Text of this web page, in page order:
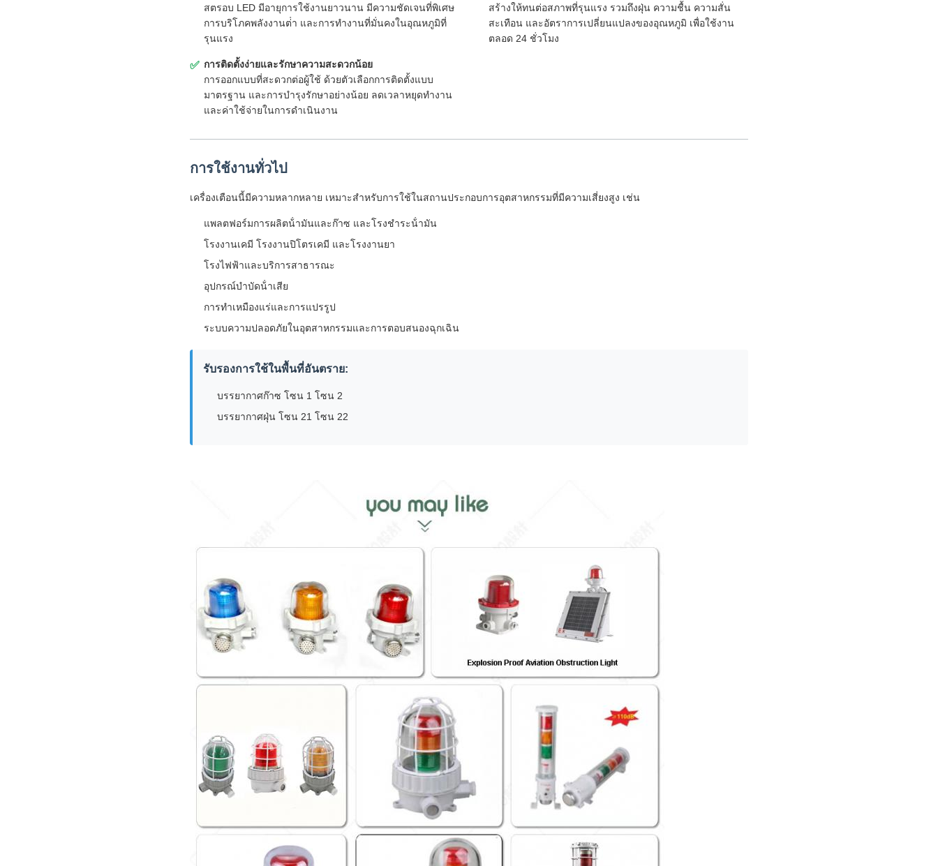
สตรอบ LED มีอายุการใช้งานยาวนาน มีความชัดเจนที่พิเศษ
การบริโภคพลังงานต่ํา และการทํางานที่มั่นคงในอุณหภูมิที่
รุนแรง
สร้างให้ทนต่อสภาพที่รุนแรง รวมถึงฝุ่น ความชื้น ความสั่น
สะเทือน และอัตราการเปลี่ยนแปลงของอุณหภูมิ เพื่อใช้งาน
ตลอด 24 ชั่วโมง
✅ การติดตั้งง่ายและรักษาความสะดวกน้อย
การออกแบบที่สะดวกต่อผู้ใช้ ด้วยตัวเลือกการติดตั้งแบบ
มาตรฐาน และการบํารุงรักษาอย่างน้อย ลดเวลาหยุดทํางาน
และค่าใช้จ่ายในการดําเนินงาน
การใช้งานทั่วไป
เครื่องเตือนนี้มีความหลากหลาย เหมาะสําหรับการใช้ในสถานประกอบการอุตสาหกรรมที่มีความเสี่ยงสูง เช่น
แพลตฟอร์มการผลิตน้ํามันและก๊าซ และโรงชําระน้ํามัน
โรงงานเคมี โรงงานปิโตรเคมี และโรงงานยา
โรงไฟฟ้าและบริการสาธารณะ
อุปกรณ์บําบัดน้ําเสีย
การทําเหมืองแร่และการแปรรูป
ระบบความปลอดภัยในอุตสาหกรรมและการตอบสนองฉุกเฉิน
รับรองการใช้ในพื้นที่อันตราย:
บรรยากาศก๊าซ โซน 1 โซน 2
บรรยากาศฝุ่น โซน 21 โซน 22